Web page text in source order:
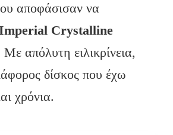
αποφάσισαν να
Crystalline
Με απόλυτη ειλικρίνεια,
δίσκος που έχω
χρόνια.